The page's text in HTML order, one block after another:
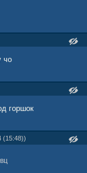
чо
горшок
(15:48))